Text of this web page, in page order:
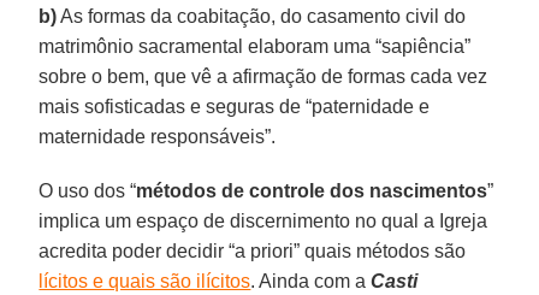
b)As formas da coabitação, do casamento civil do
matrimônio sacramental elaboram uma “sapiência”
sobre o bem, que vê a afirmação de formas cada vez
mais sofisticadas e seguras de “paternidade e
maternidade responsáveis”.
O uso dos “métodos de controle dos nascimentos”
implica um espaço de discernimento no qual a Igreja
acredita poder decidir “a priori” quais métodos são
lícitos e quais são ilícitos. Ainda com aCasti